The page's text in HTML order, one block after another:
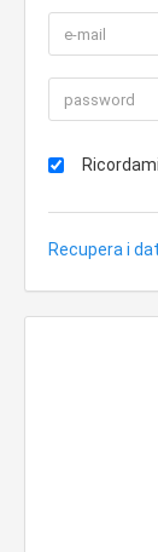
Ricordami
Recupera i